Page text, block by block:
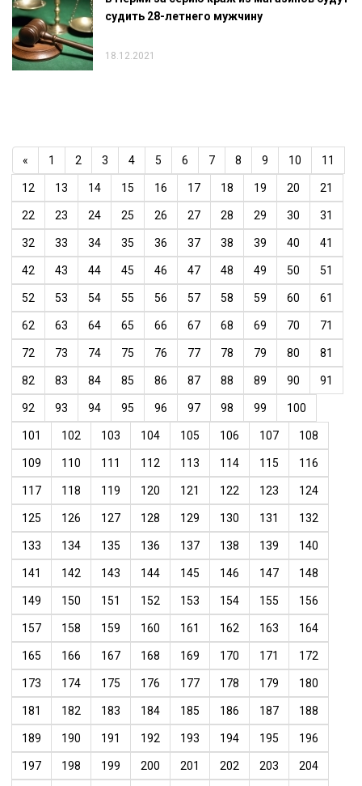
судить 28-летнего мужчину
18.12.2021
« 1 2 3 4 5 6 7 8 9 10 11
12 13 14 15 16 17 18 19 20 21
22 23 24 25 26 27 28 29 30 31
32 33 34 35 36 37 38 39 40 41
42 43 44 45 46 47 48 49 50 51
52 53 54 55 56 57 58 59 60 61
62 63 64 65 66 67 68 69 70 71
72 73 74 75 76 77 78 79 80 81
82 83 84 85 86 87 88 89 90 91
92 93 94 95 96 97 98 99 100
101 102 103 104 105 106 107 108
109 110 111 112 113 114 115 116
117 118 119 120 121 122 123 124
125 126 127 128 129 130 131 132
133 134 135 136 137 138 139 140
141 142 143 144 145 146 147 148
149 150 151 152 153 154 155 156
157 158 159 160 161 162 163 164
165 166 167 168 169 170 171 172
173 174 175 176 177 178 179 180
181 182 183 184 185 186 187 188
189 190 191 192 193 194 195 196
197 198 199 200 201 202 203 204